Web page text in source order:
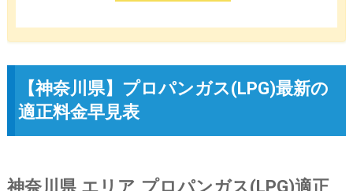
【神奈川県】プロパンガス(LPG)最新の
適正料金早見表
神奈川県 エリア プロパンガス(LPG)適正